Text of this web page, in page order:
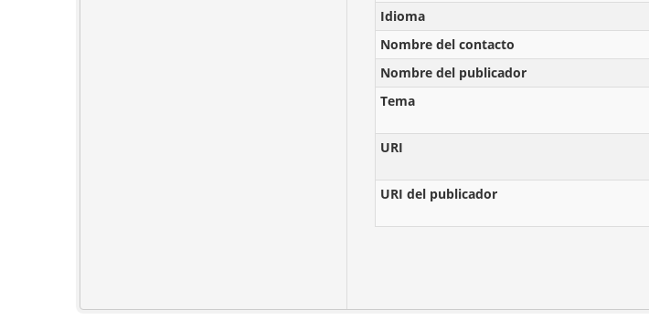
Idioma
Nombre del contacto
Nombre del publicador
Tema
URI
URI del publicador